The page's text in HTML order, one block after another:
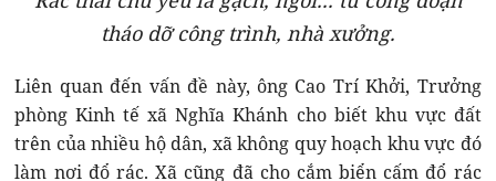
tháo dỡ công trình, nhà xưởng.
Liên quan đến vấn đề này, ông Cao Trí Khởi, Trưởng
phòng Kinh tế xã Nghĩa Khánh cho biết khu vực đất
trên của nhiều hộ dân, xã không quy hoạch khu vực đó
làm nơi đổ rác. Xã cũng đã cho cắm biển cấm đổ rác